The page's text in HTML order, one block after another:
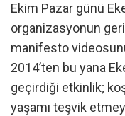
Ekim Pazar günü
organizasyonun
manifesto
2014’ten bu yana
geçirdiği etkinlik;
yaşamı teşvik